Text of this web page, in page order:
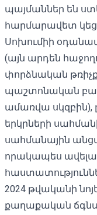
պայմաններ են
հարմարավետ
Սոխումիի
(այն արդեն
փորձնական
պաշտոնական
ամառվա սկզբին),
երկրների
սահմանային
որակապես
2024 թվականի
քաղաքական